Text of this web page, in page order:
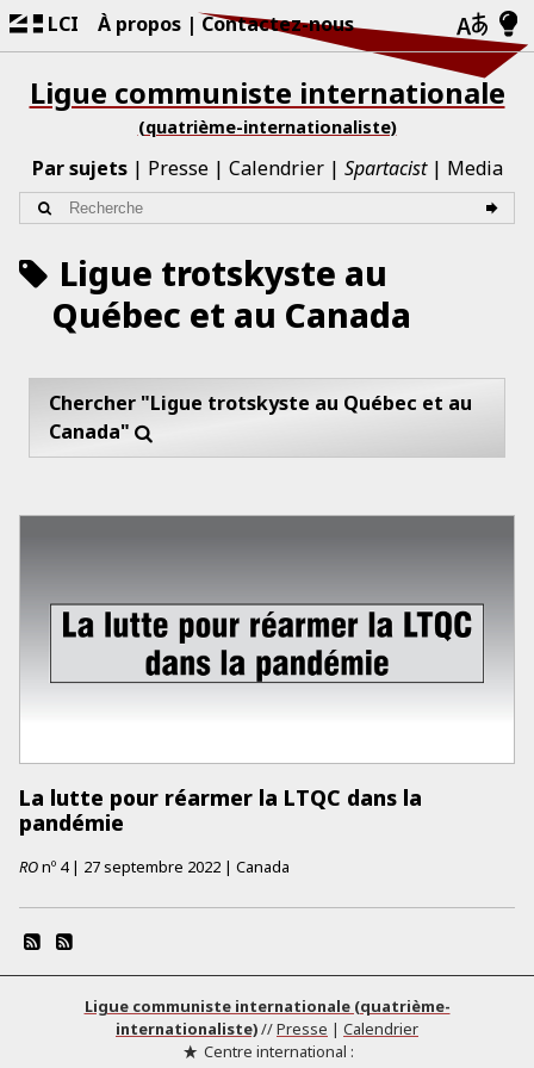
LCI À propos Contactez-nous
Ligue communiste internationale
(quatrième-internationaliste)
Par sujets Presse Calendrier Spartacist Media
Ligue trotskyste au
Québec et au Canada
Chercher "Ligue trotskyste au Québec et au
Canada"
La lutte pour réarmer la LTQC dans la
pandémie
ROnº 4 | 27 septembre 2022 | Canada
Ligue communiste internationale (quatrième-
internationaliste)//Presse | Calendrier
Centre international :